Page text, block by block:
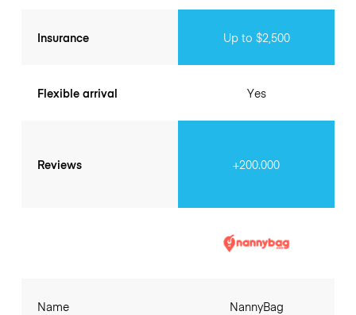
Insurance
Flexible arrival
Reviews
Up to $2,500
Yes
+200.000
Name NannyBag